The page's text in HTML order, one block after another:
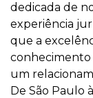
dedicada de
experiência
que a
um
De São Paulo